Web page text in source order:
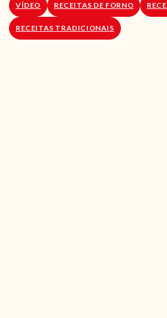
LOJA
VÍDEO RECEITAS DE FORNO
RECEITAS TRADICIONAIS